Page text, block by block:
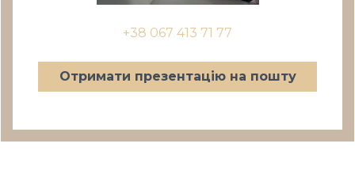
+38 067 413 71 77
Отримати презентацію на пошту